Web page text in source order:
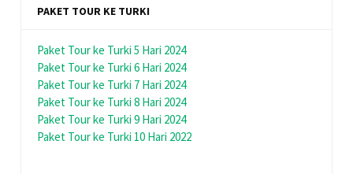
PAKET TOUR KE TURKI
Paket Tour ke Turki 5 Hari 2024
Paket Tour ke Turki 6 Hari 2024
Paket Tour ke Turki 7 Hari 2024
Paket Tour ke Turki 8 Hari 2024
Paket Tour ke Turki 9 Hari 2024
Paket Tour ke Turki 10 Hari 2022